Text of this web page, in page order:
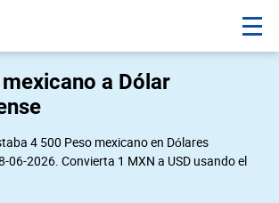
a Dólar
4 500 Peso mexicano en Dólares
06-2026. Convierta 1 MXN a USD usando el